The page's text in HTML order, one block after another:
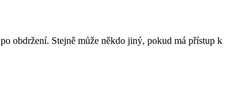
obdržení. Stejně může někdo jiný, pokud má přístup k